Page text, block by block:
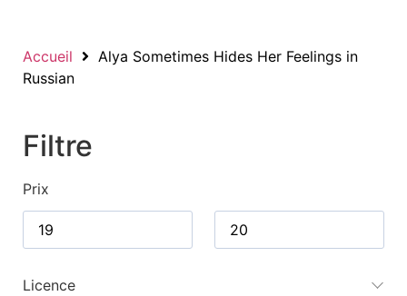
Accueil
Alya Sometimes Hides Her Feelings in
Russian
Filtre
Prix
Licence